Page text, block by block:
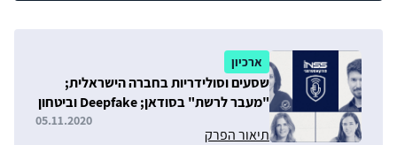
ארכיון
שסעים וסולידריות בחברה הישראלית;
"מעבר לרשת" בסודאן; Deepfake וביטחון
תיאור הפרק
05.11.2020